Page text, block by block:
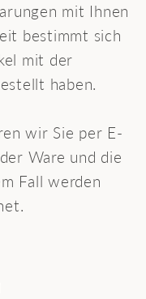
mit Ihnen
bestimmt sich
mit der
haben.
wir Sie per E-
Ware und die
Fall werden